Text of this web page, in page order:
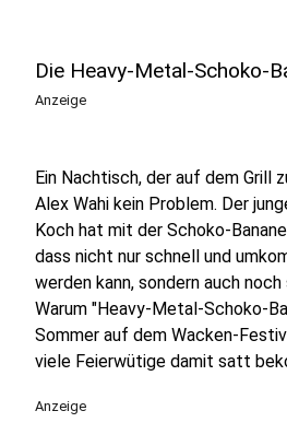
Die Heavy-Metal-Schoko-
Anzeige
Ein Nachtisch, der auf dem Grill
Alex Wahi kein Problem. Der
Koch hat mit der Schoko-
dass nicht nur schnell und
werden kann, sondern auch
Warum "Heavy-Metal-Schoko-
Sommer auf dem Wacken-
viele Feierwütige damit satt
Anzeige